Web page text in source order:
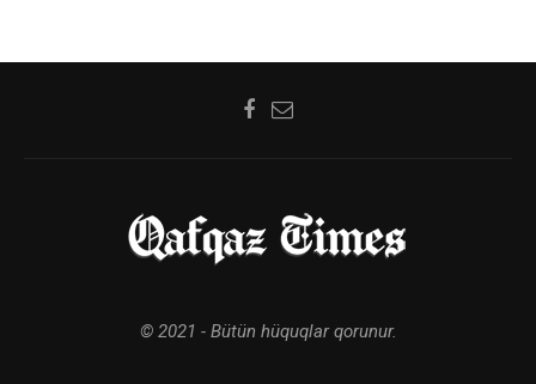
© 2021 - Bütün hüquqlar qorunur.